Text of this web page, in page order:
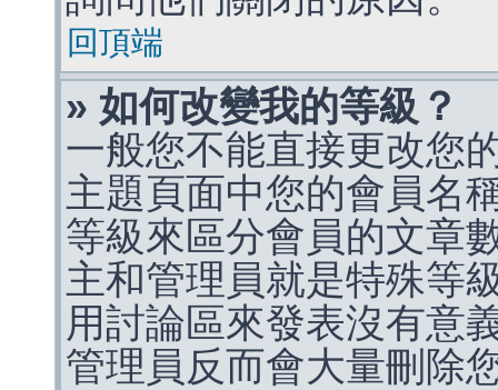
回頂端
» 如何改變我的等級？
一般您不能直接更改您
主題頁面中您的會員名
等級來區分會員的文章
主和管理員就是特殊等
用討論區來發表沒有意
管理員反而會大量刪除